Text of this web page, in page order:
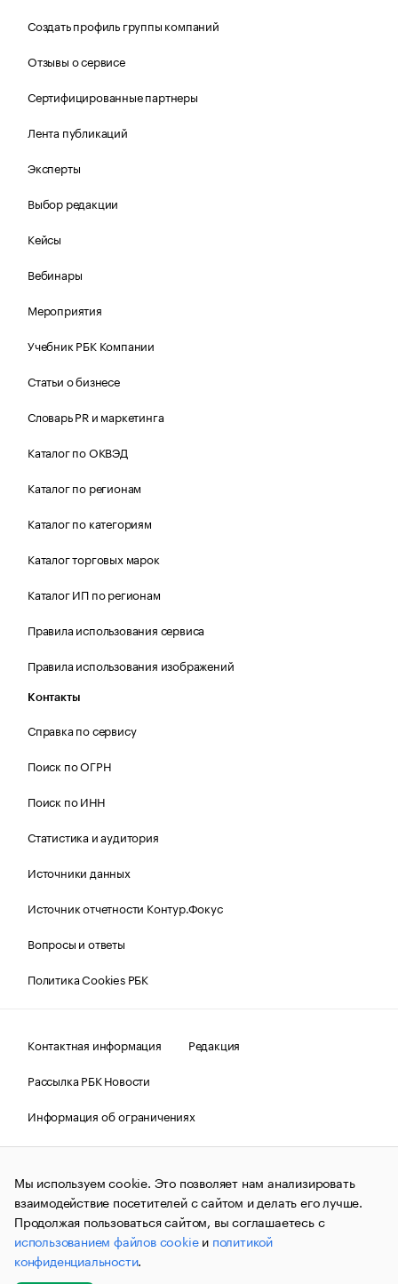
Создать профиль группы компаний
Отзывы о сервисе
Сертифицированные партнеры
Лента публикаций
Эксперты
Выбор редакции
Кейсы
Вебинары
Мероприятия
Учебник РБК Компании
Статьи о бизнесе
Словарь PR и маркетинга
Каталог по ОКВЭД
Каталог по регионам
Каталог по категориям
Каталог торговых марок
Каталог ИП по регионам
Правила использования сервиса
Правила использования изображений
Контакты
Справка по сервису
Поиск по ОГРН
Поиск по ИНН
Статистика и аудитория
Источники данных
Источник отчетности Контур.Фокус
Вопросы и ответы
Политика Cookies РБК
Контактная информация
Редакция
Рассылка РБК Новости
Информация об ограничениях
Правовая информация
О соблюдении авторских прав
© АО «РОСБИЗНЕСКОНСАЛТИНГ»,1995–2026.Сообщения
и материалы информационного агентства «РБК»
(зарегистрировано Федеральной службой по надзору в сфере
связи, информационных технологий и массовых
коммуникаций (Роскомнадзор) 09.12.2015 за номером ИА
№ФС77-63848) сопровождаются пометкой «РБК». Отдельные
публикации могут содержать информацию,
Мы используем cookie. Это позволяет нам анализировать
взаимодействие посетителей с сайтом и делать его лучше.
Продолжая пользоваться сайтом, вы соглашаетесь с
использованием файлов cookieи политикой
конфиденциальности.